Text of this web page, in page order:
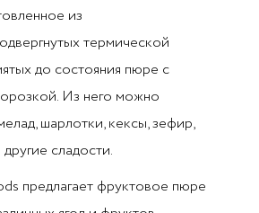
из
термической
до состояния пюре с
Из него можно
шарлотки, кексы, зефир,
сладости.
предлагает фруктовое пюре